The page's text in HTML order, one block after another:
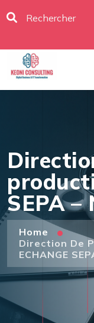
SEPA –
Home
Direction De
ECHANGE